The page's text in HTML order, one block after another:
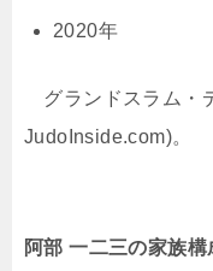
2020年
グランドスラム・
JudoInside.com)。
阿部 一二三の家族構